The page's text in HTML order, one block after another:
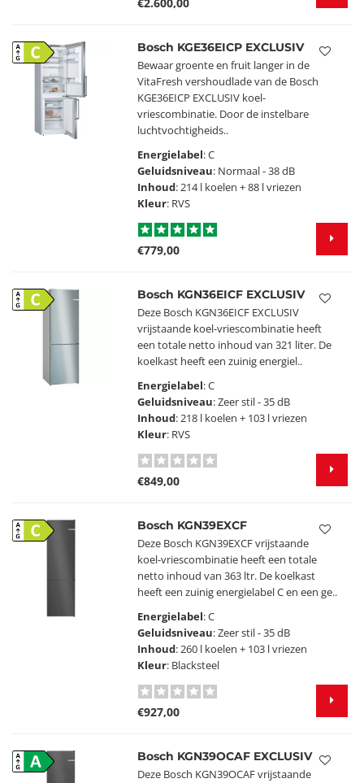
€2.600,00
Bosch KGE36EICP EXCLUSIV
Bewaar groente en fruit langer in de
VitaFresh vershoudlade van de Bosch
KGE36EICP EXCLUSIV koel-
vriescombinatie. Door de instelbare
luchtvochtigheids..
Energielabel: C
Geluidsniveau: Normaal - 38 dB
Inhoud: 214 l koelen + 88 l vriezen
Kleur: RVS
€779,00
Bosch KGN36EICF EXCLUSIV
Deze Bosch KGN36EICF EXCLUSIV
vrijstaande koel-vriescombinatie heeft
een totale netto inhoud van 321 liter. De
koelkast heeft een zuinig energiel..
Energielabel: C
Geluidsniveau: Zeer stil - 35 dB
Inhoud: 218 l koelen + 103 l vriezen
Kleur: RVS
€849,00
Bosch KGN39EXCF
Deze Bosch KGN39EXCF vrijstaande
koel-vriescombinatie heeft een totale
netto inhoud van 363 ltr. De koelkast
heeft een zuinig energielabel C en een ge..
Energielabel: C
Geluidsniveau: Zeer stil - 35 dB
Inhoud: 260 l koelen + 103 l vriezen
Kleur: Blacksteel
€927,00
Bosch KGN39OCAF EXCLUSIV
Deze Bosch KGN39OCAF vrijstaande